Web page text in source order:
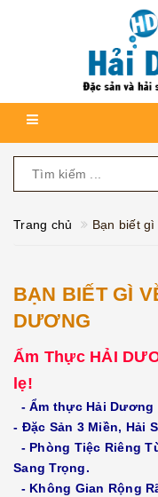
Trang chủ Bạn biết
BẠN BIẾT GÌ
DƯƠNG
Ẩm Thực HẢI
lẹ!
- Ẩm thực Hải Dương
- Đặc Sản 3 Miền, Hải
- Phòng Tiệc Riêng
Sang Trọng.
- Không Gian Rộng